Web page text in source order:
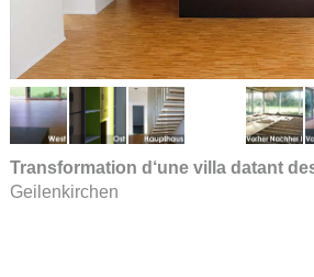
Transformation d‘une villa datant
Geilenkirchen